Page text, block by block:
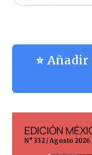
⭐
EDICIÓN
N° 332 / Agosto 2026